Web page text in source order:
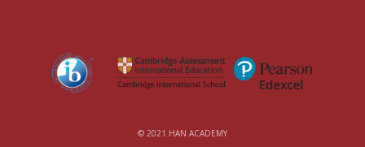
© 2021 HAN ACADEMY